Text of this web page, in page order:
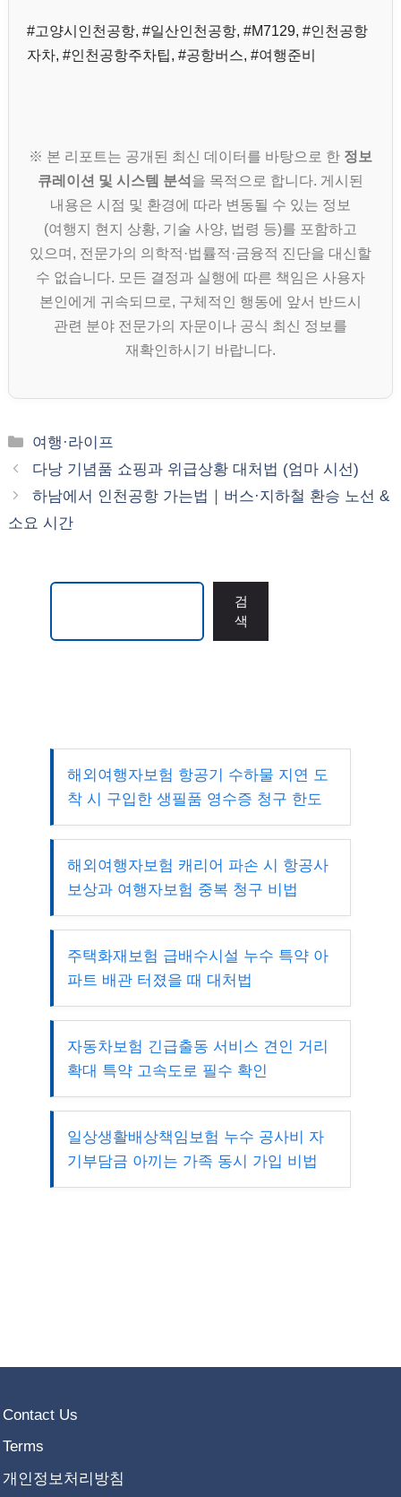
#고양시인천공항, #일산인천공항, #M7129, #인천공항
자차, #인천공항주차팁, #공항버스, #여행준비
※ 본 리포트는 공개된 최신 데이터를 바탕으로 한 정보
큐레이션 및 시스템 분석 을 목적으로 합니다. 게시된
내용은 시점 및 환경에 따라 변동될 수 있는 정보
(여행지 현지 상황, 기술 사양, 법령 등)를 포함하고
있으며, 전문가의 의학적·법률적·금융적 진단을 대신할
수 없습니다. 모든 결정과 실행에 따른 책임은 사용자
본인에게 귀속되므로, 구체적인 행동에 앞서 반드시
관련 분야 전문가의 자문이나 공식 최신 정보를
재확인하시기 바랍니다.
카
테
리
여행·라이프
다낭 기념품 쇼핑과 위급상황 대처법 (엄마 시선)
하남에서 인천공항 가는법｜버스·지하철 환승 노선 &
소요 시간
검
색
해외여행자보험 항공기 수하물 지연 도
착 시 구입한 생필품 영수증 청구 한도
해외여행자보험 캐리어 파손 시 항공사
보상과 여행자보험 중복 청구 비법
주택화재보험 급배수시설 누수 특약 아
파트 배관 터졌을 때 대처법
자동차보험 긴급출동 서비스 견인 거리
확대 특약 고속도로 필수 확인
일상생활배상책임보험 누수 공사비 자
기부담금 아끼는 가족 동시 가입 비법
Contact Us
Terms
개인정보처리방침